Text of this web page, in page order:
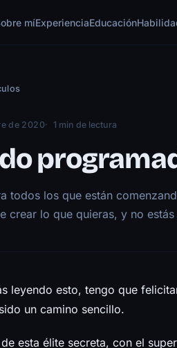
míExperienciaEducación
de 2020 1 min de lectura
todos los que están
crear lo que quieras, y no
leyendo esto, tengo que
un camino sencillo.
esta élite secreta, con el